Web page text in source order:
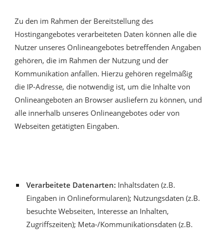
Zu den im Rahmen der Bereitstellung des
Hostingangebotes verarbeiteten Daten können alle die
Nutzer unseres Onlineangebotes betreffenden Angaben
gehören, die im Rahmen der Nutzung und der
Kommunikation anfallen. Hierzu gehören regelmäßig
die IP-Adresse, die notwendig ist, um die Inhalte von
Onlineangeboten an Browser ausliefern zu können, und
alle innerhalb unseres Onlineangebotes oder von
Webseiten getätigten Eingaben.
Verarbeitete Datenarten: Inhaltsdaten (z.B.
Eingaben in Onlineformularen); Nutzungsdaten (z.B.
besuchte Webseiten, Interesse an Inhalten,
Zugriffszeiten); Meta-/Kommunikationsdaten (z.B.